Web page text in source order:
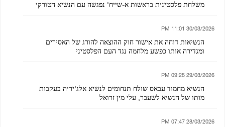
משלחת פלסטינית בראשות א-שייח' נפגשה עם הנשיא הטורקי
30/03/2026 11:01 PM
הנשיאות דוחה את אישור חוק ההוצאה להורג של האסירים
ומגדירה אותו כפשע מלחמה נגד העם הפלסטיני
29/03/2026 09:25 PM
הנשיא מחמוד עבאס שולח תנחומים לנשיא אלג'יריה בעקבות
מותו של הנשיא לשעבר, עלי מין זרואל
28/03/2026 07:47 PM